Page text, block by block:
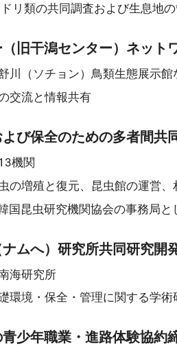
リ類の共同調査および生息地
旧干潟センター）ネット
川（ソチョン）鳥類生態展示
交流と情報共有
び保全のための多者間共
機関
の増殖と復元、昆虫館の運営、
国昆虫研究機関協会の事務局と
ムへ）研究所共同研究開
海研究所
環境・保全・管理に関する学
少年職業・進路体験協約